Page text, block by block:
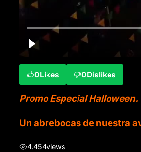
0Likes 0Dislikes
Promo Especial Halloween.
Un abrebocas de nuestra
4.454views